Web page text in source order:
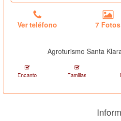
Ver teléfono 7 Fotos
Agroturismo Santa
Encanto Familias